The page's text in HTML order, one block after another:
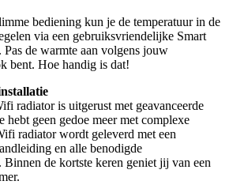
bediening kun je de temperatuur in de
via een gebruiksvriendelijke Smart
de warmte aan volgens jouw
bent. Hoe handig is dat!
radiator is uitgerust met geavanceerde
hebt geen gedoe meer met complexe
radiator wordt geleverd met een
en alle benodigde
Binnen de kortste keren geniet jij van een